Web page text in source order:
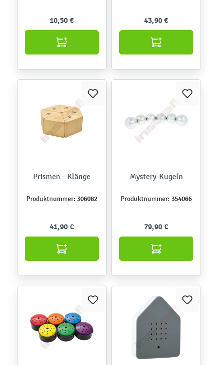
10,50 € 43,90 €
Prismen - Klänge
Produktnummer: 306082
41,90 €
Mystery-Kugeln
Produktnummer: 354066
79,90 €